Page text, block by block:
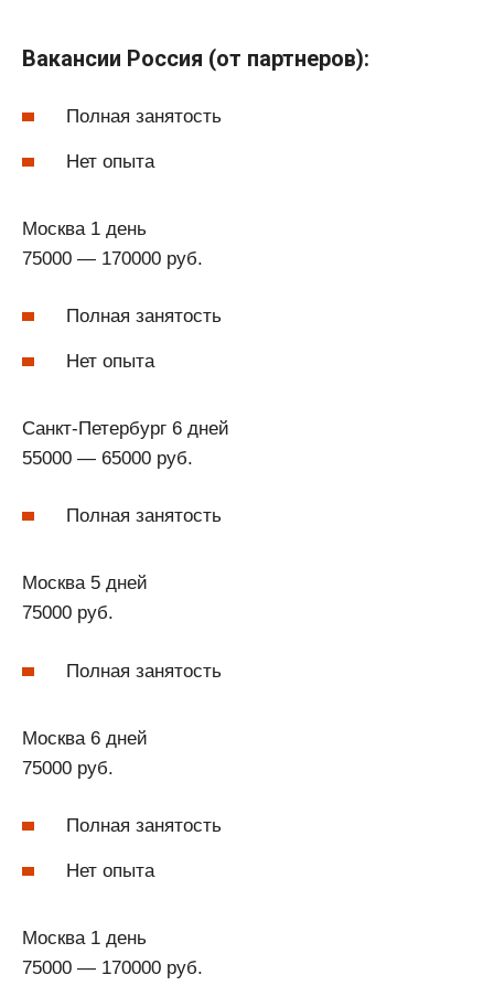
Вакансии Россия (от партнеров):
Полная занятость
Нет опыта
Москва 1 день
75000 — 170000 руб.
Полная занятость
Нет опыта
Санкт-Петербург 6 дней
55000 — 65000 руб.
Полная занятость
Москва 5 дней
75000 руб.
Полная занятость
Москва 6 дней
75000 руб.
Полная занятость
Нет опыта
Москва 1 день
75000 — 170000 руб.